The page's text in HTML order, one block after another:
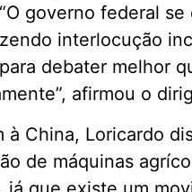
governo federal
interlocução
debater melhor
afirmou o
à China, Loricardo
de máquinas